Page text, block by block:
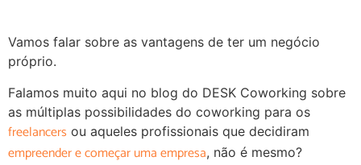
Vamos falar sobre as vantagens de ter um negócio
próprio.
Falamos muito aqui no blog do DESK Coworking sobre
as múltiplas possibilidades do coworking para os
freelancers ou aqueles profissionais que decidiram
empreender e começar uma empresa, não é mesmo?